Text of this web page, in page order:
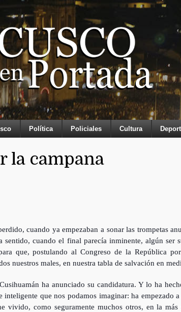
Política Policiales Cultura
la campana
cuando ya empezaban a sonar las trompetas
sentido, cuando el final parecía inminente, algún ser
que, postulando al Congreso de la República
nuestros males, en nuestra tabla de salvación en
ha anunciado su candidatura. Y lo ha
inteligente que nos podamos imaginar: ha empezado
vivido, como seguramente muchos otros, en la